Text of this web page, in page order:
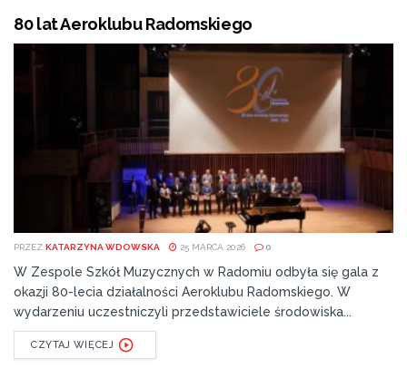
80 lat Aeroklubu Radomskiego
PRZEZ KATARZYNA WDOWSKA 25 MARCA 2026 0
W Zespole Szkół Muzycznych w Radomiu odbyła się gala z
okazji 80-lecia działalności Aeroklubu Radomskiego. W
wydarzeniu uczestniczyli przedstawiciele środowiska...
CZYTAJ WIĘCEJ